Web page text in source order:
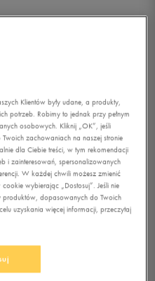
1/2
Klientów były udane, a produkty,
potrzeb. Robimy to jednak przy pełnym
osobowych. Kliknij „OK”, jeśli
zachowaniach na naszej stronie
dla Ciebie treści, w tym rekomendacji
i zainteresowań, spersonalizowanych
W każdej chwili możesz zmienić
wybierając „Dostosuj”. Jeśli nie
produktów, dopasowanych do Twoich
uzyskania więcej informacji, przeczytaj